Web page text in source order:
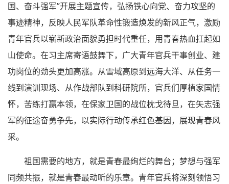
国、奋斗强军”开展主题宣传，弘扬铁心向党、奋力攻坚的
事迹精神，反映人民军队革命性锻造焕发的新风正气，激励
青年官兵以崭新政治面貌勇担时代重任，用青春热血扛起如
山使命。在习主席寄语鼓舞下，广大青年官兵干事创业、建
功岗位的劲头更加高涨。从雪域高原到远海大洋、从任务一
线到演训现场、从作战部队到科研院所，官兵们厚植家国情
怀，苦练打赢本领，在保家卫国的战位枕戈待旦，在矢志强
军的征途奋勇争先，以实际行动传承红色基因，展现青春风
采。
祖国需要的地方，就是青春最绚烂的舞台；梦想与强军
同频共振，就是青春最动听的乐章。青年官兵将深刻领悟习